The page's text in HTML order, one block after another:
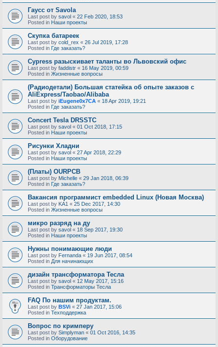
Гаусс от Savola
Last post by savol « 22 Feb 2020, 18:53
Posted in Наши проекты
Скупка батареек
Last post by cold_rex « 26 Jul 2019, 17:28
Posted in Где заказать?
Cypress разыскивает таланты во Львовский офис
Last post by faddistr « 16 May 2019, 00:59
Posted in Жизненные вопросы
(Радиодетали) Большая статейка об опыте заказов с
AliExpress/Taobao/Alibaba
Last post by iEugene0x7CA « 18 Apr 2019, 19:21
Posted in Где заказать?
Concert Tesla DRSSTC
Last post by savol « 01 Oct 2018, 17:15
Posted in Наши проекты
Рисунки Хладни
Last post by savol « 27 Apr 2018, 22:29
Posted in Наши проекты
(Платы) OURPCB
Last post by Michelle « 29 Jan 2018, 06:39
Posted in Где заказать?
Вакансия программист embedded Linux (Новая Москва)
Last post by KA1 « 25 Dec 2017, 14:30
Posted in Жизненные вопросы
микро разряд на ду
Last post by savol « 18 Sep 2017, 19:30
Posted in Наши проекты
Нужны понимающие люди
Last post by Fernanda « 19 Jun 2017, 08:54
Posted in Для начинающих
дизайн трансформатора Тесла
Last post by savol « 12 May 2017, 15:16
Posted in Трансформаторы Тесла
FAQ По нашим продуктам.
Last post by BSVi « 27 Jan 2017, 15:06
Posted in Техподдержка
Вопрос по кримперу
Last post by Simplyman « 01 Oct 2016, 14:35
Posted in Оборудование